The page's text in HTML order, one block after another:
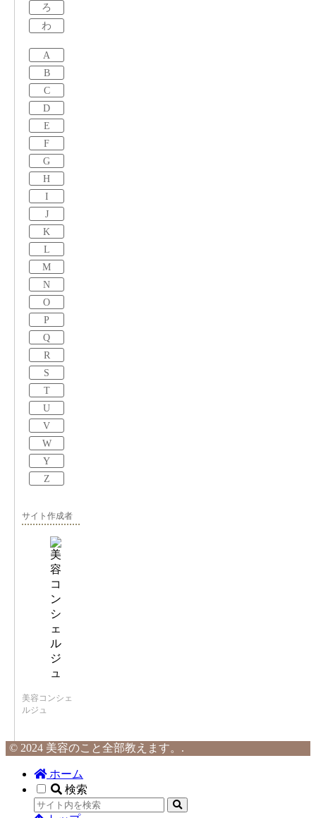
ろ
わ
A
B
C
D
E
F
G
H
I
J
K
L
M
N
O
P
Q
R
S
T
U
V
W
Y
Z
サイト作成者
美容コンシェ
ルジュ
© 2024 美容のこと全部教えます。.
ホーム
検索